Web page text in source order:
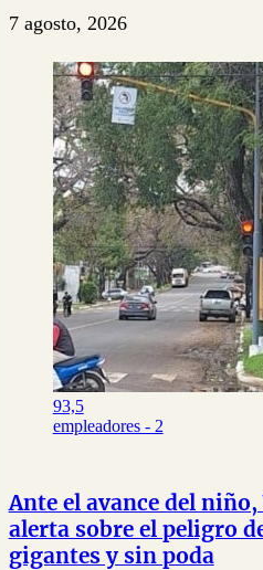
7 agosto, 2026
93,5
empleadores - 2
Ante el avance del niño,
alerta sobre el peligro
gigantes y sin poda